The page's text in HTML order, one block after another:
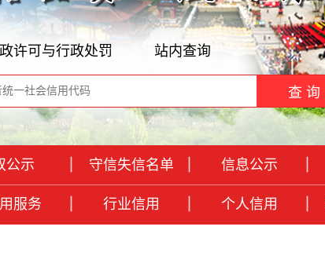
许可与行政处罚 站内查询
公示 守信失信名单 信息公示
服务 行业信用 个人信用